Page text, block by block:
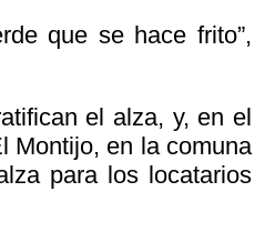
que se hace frito”,
el alza, y, en el
Montijo, en la comuna
para los locatarios